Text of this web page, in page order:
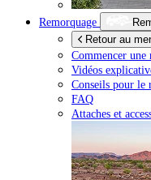
Remorquage
Retour au
Commencer une
Vidéos
Conseils pour le
FAQ
Attaches et